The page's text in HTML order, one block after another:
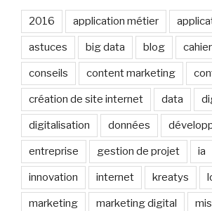
2016 application métier
astuces big data blog
conseils content marketing
création de site internet data
digitalisation données
entreprise gestion de projet ia
innovation internet kreatys
marketing marketing digital